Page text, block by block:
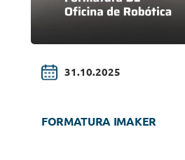
31.10.2025
FORMATURA IMAKER